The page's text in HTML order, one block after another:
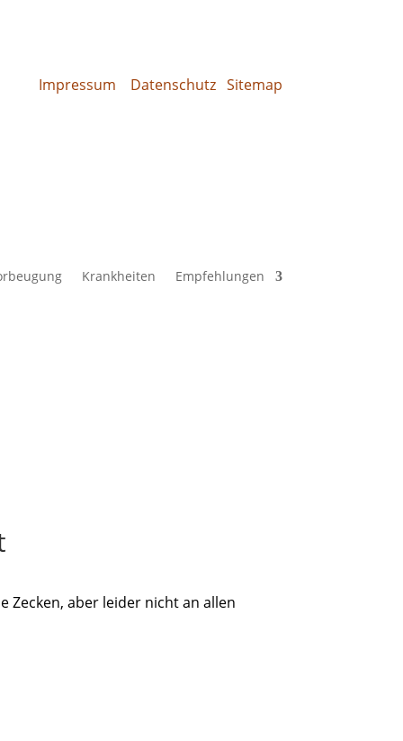
Impressum Datenschutz Sitemap
Krankheiten Empfehlungen
Zecken, aber leider nicht an allen